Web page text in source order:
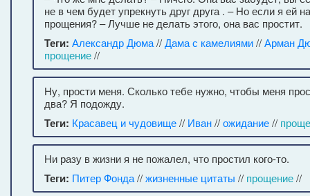
не в чем будет упрекнуть друг друга . – Но если я ей
прощения? – Лучше не делать этого, она вас простит.
Теги: Александр Дюма//Дама с камелиями//Арман
прощение//
Ну, прости меня. Сколько тебе нужно, чтобы меня
два? Я подожду.
Теги: Красавец и чудовище// Иван//ожидание//
Ни разу в жизни я не пожалел, что простил кого-то.
Теги: Питер Фонда//жизненные цитаты // прощение//